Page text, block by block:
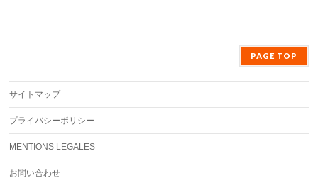
PAGE TOP
サイトマップ
プライバシーポリシー
MENTIONS LEGALES
お問い合わせ